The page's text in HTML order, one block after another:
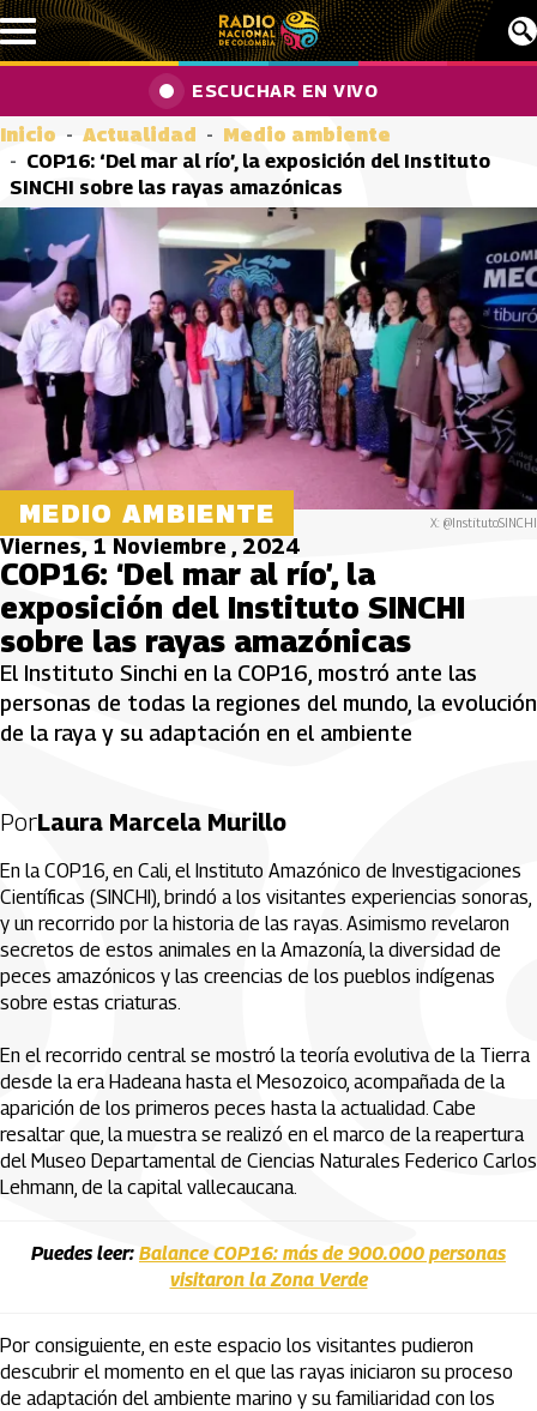
Pasar al contenido principal
ESCUCHAR EN VIVO
Inicio Actualidad
Medio ambiente
COP16: ‘Del mar al río’, la exposición del Instituto
SINCHI sobre las rayas amazónicas
MEDIO AMBIENTE X: @InstitutoSINCHI
Viernes, 1 Noviembre , 2024
COP16: ‘Del mar al río’, la
exposición del Instituto SINCHI
sobre las rayas amazónicas
El Instituto Sinchi en la COP16, mostró ante las
personas de todas la regiones del mundo, la evolución
de la raya y su adaptación en el ambiente
PorLaura Marcela Murillo
En la COP16, en Cali, el Instituto Amazónico de Investigaciones
Científicas (SINCHI), brindó a los visitantes experiencias sonoras,
y un recorrido por la historia de las rayas. Asimismo revelaron
secretos de estos animales en la Amazonía, la diversidad de
peces amazónicos y las creencias de los pueblos indígenas
sobre estas criaturas.
En el recorrido central se mostró la teoría evolutiva de la Tierra
desde la era Hadeana hasta el Mesozoico, acompañada de la
aparición de los primeros peces hasta la actualidad. Cabe
resaltar que, la muestra se realizó en el marco de la reapertura
del Museo Departamental de Ciencias Naturales Federico Carlos
Lehmann, de la capital vallecaucana.
Puedes leer: Balance COP16: más de 900.000 personas
visitaron la Zona Verde
Por consiguiente, en este espacio los visitantes pudieron
descubrir el momento en el que las rayas iniciaron su proceso
de adaptación del ambiente marino y su familiaridad con los